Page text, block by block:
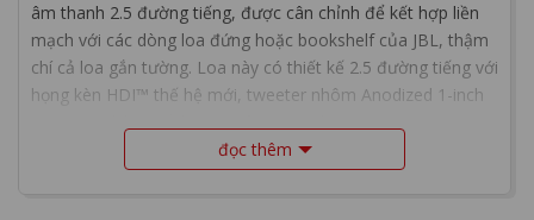
âm thanh 2.5 đường tiếng, được cân chỉnh để kết hợp liền
mạch với các dòng loa đứng hoặc bookshelf của JBL, thậm
chí cả loa gắn tường. Loa này có thiết kế 2.5 đường tiếng với
họng kèn HDI™ thế hệ mới, tweeter nhôm Anodized 1-inch
Polycellulose, mang đến âm trầm đặc trưng sâu của JBL.
đọc thêm